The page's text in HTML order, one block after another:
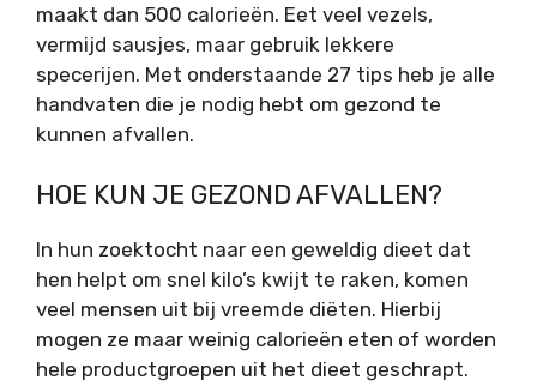
maakt dan 500 calorieën. Eet veel vezels,
vermijd sausjes, maar gebruik lekkere
specerijen. Met onderstaande 27 tips heb je alle
handvaten die je nodig hebt om gezond te
kunnen afvallen.
HOE KUN JE GEZOND AFVALLEN?
In hun zoektocht naar een geweldig dieet dat
hen helpt om snel kilo’s kwijt te raken, komen
veel mensen uit bij vreemde diëten. Hierbij
mogen ze maar weinig calorieën eten of worden
hele productgroepen uit het dieet geschrapt.